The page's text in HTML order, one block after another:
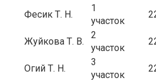
Фесик Т. Н.
1
участок
Жуйкова Т. В.
2
участок
Огий Т. Н.
3
участок